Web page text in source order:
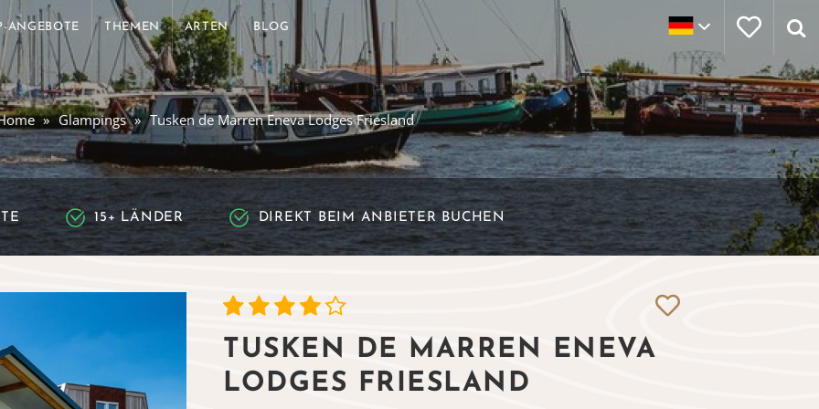
ANGEBOTE THEMEN ARTEN BLOG
Glampings Tusken de Marren Eneva Lodges Friesland
15+ LÄNDER DIREKT BEIM ANBIETER BUCHEN
TUSKEN DE MARREN ENEVA
LODGES FRIESLAND